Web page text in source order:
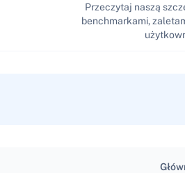
Przeczytaj naszą
benchmarkami,